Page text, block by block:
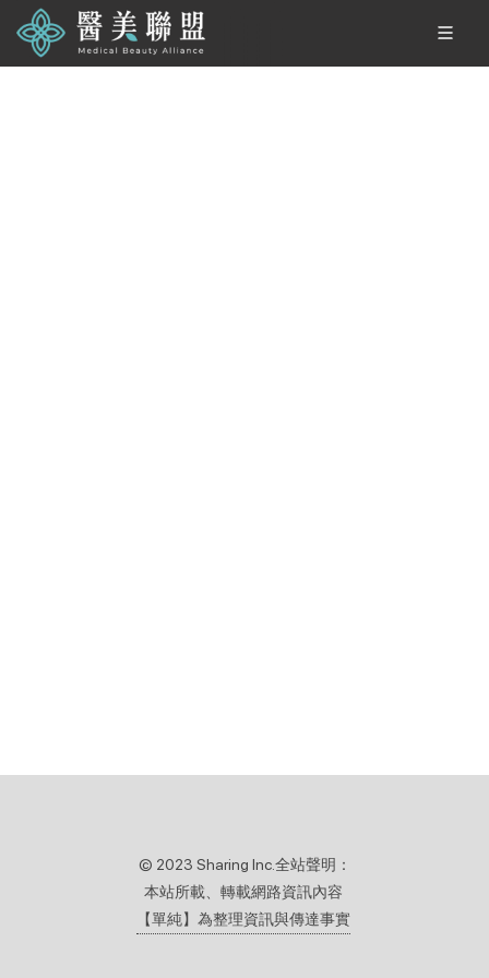
© 2023 Sharing Inc.全站聲明：
本站所載、轉載網路資訊內容
【單純】為整理資訊與傳達事實